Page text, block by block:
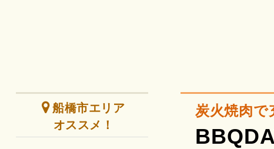
炭火焼肉で
船橋市エリア
オススメ！